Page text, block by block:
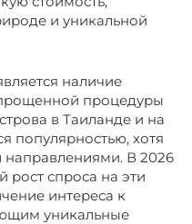
и уникальной
наличие
процедуры
в Таиланде и на
популярностью, хотя
направлениями. В 2026
рост спроса на эти
интереса к
уникальные